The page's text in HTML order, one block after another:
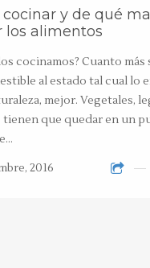
y de qué
los alimentos
cocinamos? Cuanto más
al estado tal cual lo
mejor. Vegetales,
tienen que quedar en un
2016